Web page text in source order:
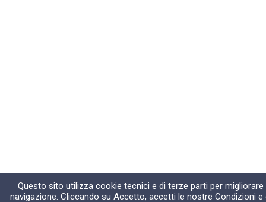
Questo sito utilizza cookie tecnici e di terze parti per migliorare
navigazione. Cliccando su Accetto, accetti le nostre Condizioni